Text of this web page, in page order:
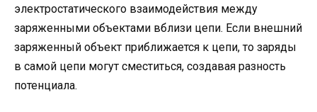
электростатического взаимодействия между
заряженными объектами вблизи цепи. Если внешний
заряженный объект приближается к цепи, то заряды
в самой цепи могут сместиться, создавая разность
потенциала.